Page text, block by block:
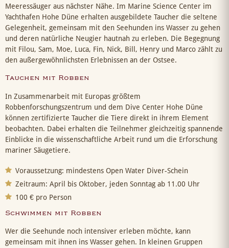
Meeressäuger aus nächster Nähe. Im Marine Science Center im
Yachthafen Hohe Düne erhalten ausgebildete Taucher die seltene
Gelegenheit, gemeinsam mit den Seehunden ins Wasser zu gehen
und deren natürliche Neugier hautnah zu erleben. Die Begegnung
mit Filou, Sam, Moe, Luca, Fin, Nick, Bill, Henry und Marco zählt zu
den außergewöhnlichsten Erlebnissen an der Ostsee.
Tauchen mit Robben
In Zusammenarbeit mit Europas größtem
Robbenforschungszentrum und dem Dive Center Hohe Düne
können zertifizierte Taucher die Tiere direkt in ihrem Element
beobachten. Dabei erhalten die Teilnehmer gleichzeitig spannende
Einblicke in die wissenschaftliche Arbeit rund um die Erforschung
mariner Säugetiere.
Voraussetzung: mindestens Open Water Diver-Schein
Zeitraum: April bis Oktober, jeden Sonntag ab 11.00 Uhr
100 € pro Person
Schwimmen mit Robben
Wer die Seehunde noch intensiver erleben möchte, kann
gemeinsam mit ihnen ins Wasser gehen. In kleinen Gruppen